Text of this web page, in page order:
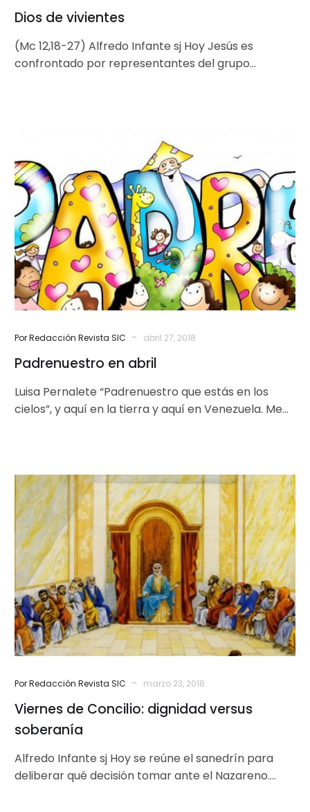
Dios de vivientes
(Mc 12,18-27) Alfredo Infante sj Hoy Jesús es
confrontado por representantes del grupo
Padrenuestro
en
abril
Por Redacción Revista SIC - abril 27, 2018
Padrenuestro en abril
Luisa Pernalete “Padrenuestro que estás en los
cielos”, y aquí en la tierra y aquí en Venezuela. Me
Viernes
de
Concilio:
dignidad
versus
soberanía
Por Redacción Revista SIC - marzo 23, 2018
Viernes de Concilio: dignidad versus
soberanía
Alfredo Infante sj Hoy se reúne el sanedrín para
deliberar qué decisión tomar ante el Nazareno.